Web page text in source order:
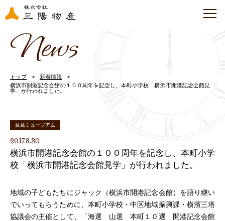
News
トップ
新着情報
横浜市開港記念会館の１００周年を記念し、本町小学校「横浜市開港記念会館見
学」が行われました。
眞葛ミュージアム
2017.8.30
横浜市開港記念会館の１００周年を記念し、本町小学
校「横浜市開港記念会館見学」が行われました。
地域の子どもたちにジャック（横浜市開港記念会館）を語り継い
でいってもらうために、本町小学校・中区地域振興課・横濱三塔
協議会の主催として、「海選 山選 本町１０選 開港記念会館